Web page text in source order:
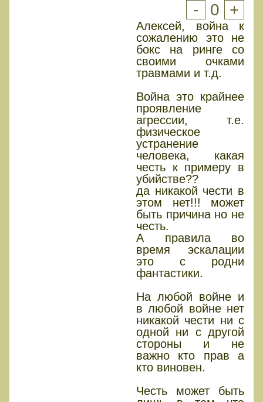
- 0 +
Алексей, война к
сожалению это не
бокс на ринге со
своими очками
травмами и т.д.
Война это крайнее
проявление
агрессии, т.е.
физическое
устранение
человека, какая
честь к примеру в
убийстве??
да никакой чести в
этом нет!!! может
быть причина но не
честь.
А правила во
время эскалации
это с родни
фантастики.
На любой войне и
в любой войне нет
никакой чести ни с
одной ни с другой
стороны и не
важно кто прав а
кто виновен.
Честь может быть